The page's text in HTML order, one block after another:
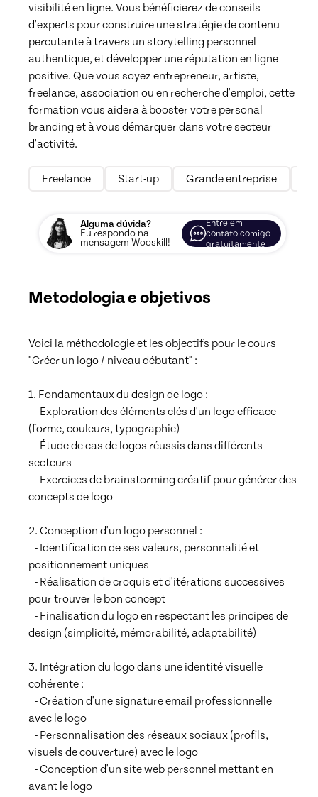
visibilité en ligne. Vous bénéficierez de conseils
d'experts pour construire une stratégie de contenu
percutante à travers un storytelling personnel
authentique, et développer une réputation en ligne
positive. Que vous soyez entrepreneur, artiste,
freelance, association ou en recherche d'emploi, cette
formation vous aidera à booster votre personal
branding et à vous démarquer dans votre secteur
d'activité.
Freelance Start-up Grande entreprise
Alguma dúvida?
Eu respondo na
mensagem Wooskill!
Entre em
contato comigo
gratuitamente
Metodologia e objetivos
Voici la méthodologie et les objectifs pour le cours
"Créer un logo / niveau débutant" :
1. Fondamentaux du design de logo :
(forme, couleurs, typographie)
secteurs
concepts de logo
2. Conception d'un logo personnel :
positionnement uniques
pour trouver le bon concept
design (simplicité, mémorabilité, adaptabilité)
3. Intégration du logo dans une identité visuelle
cohérente :
avec le logo
visuels de couverture) avec le logo
avant le logo